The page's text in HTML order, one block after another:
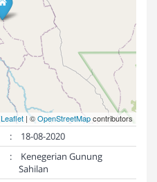
Leaflet | ©OpenStreetMapcontributors
:
18-08-2020
:
Kenegerian Gunung
Sahilan